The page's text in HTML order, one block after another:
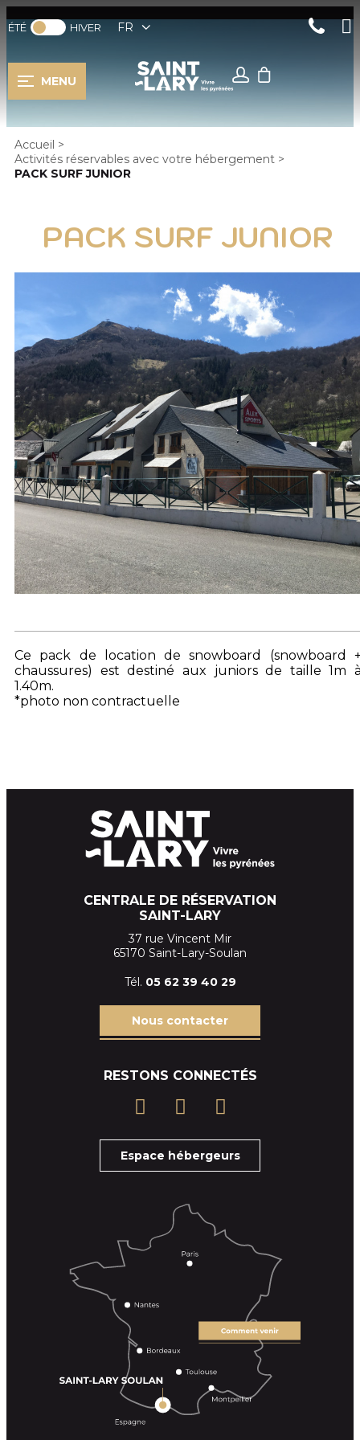
ÉTÉ HIVER FR
MENU
Accueil >
Activités réservables avec votre hébergement >
PACK SURF JUNIOR
PACK SURF JUNIOR
Ce pack de location de snowboard (snowboard
chaussures) est destiné aux juniors de taille 1m
1.40m.
*photo non contractuelle
CENTRALE DE RÉSERVATION
SAINT-LARY
37 rue Vincent Mir
65170 Saint-Lary-Soulan
Tél. 05 62 39 40 29
Nous contacter
RESTONS CONNECTÉS
Espace hébergeurs